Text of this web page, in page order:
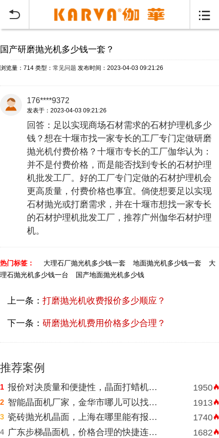
 
国产研磨抛光机多少钱一套？
浏览量：714 类型： 常见问题 发布时间：2023-04-03 09:21:26
176****9372
发表于：2023-04-03 09:21:26
回答：足以实现商场石材需求的石材护理机多少
钱？想在十堰市找一家专长的工厂专门定做研磨
抛光机付费价格？十堰市专长的工厂伽华认为：
并不是付费价格，而是能否找到专长的石材护理
机批发工厂。好的工厂专门定做的石材护理机会
更高质量，付费价格也事宜。倘使想要足以实现
石材抛光或打磨需求，并在十堰市想找一家专长
的石材护理机批发工厂，推荐广州伽华石材护理
机。
热门标签： 大理石厂抛光机多少钱一套 地面抛光机多少钱一套
大
理石抛光机多少钱一台
国产地面抛光机多少钱
上一条： 打磨抛光机收费报价多少顺应？
下一条： 研磨抛光机费用价格多少合理？
推荐案例
1 报价对决质量和便捷性，晶面打蜡机河南挑选需明智判断 1950
2 智能晶面机厂家，金华市哪儿可以找到价格表合理水磨石晶面机？ 1913
3 瓷砖抛光机晶面，上海在哪里能有报价合理高速晶面机？ 1740
4 广东步梯晶面机，价格合理的快捷连锁酒店水磨石晶面机 1682